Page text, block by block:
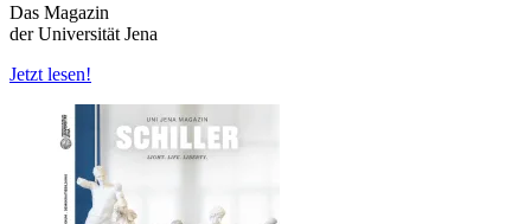
Das Magazin
der Universität Jena
Jetzt lesen!